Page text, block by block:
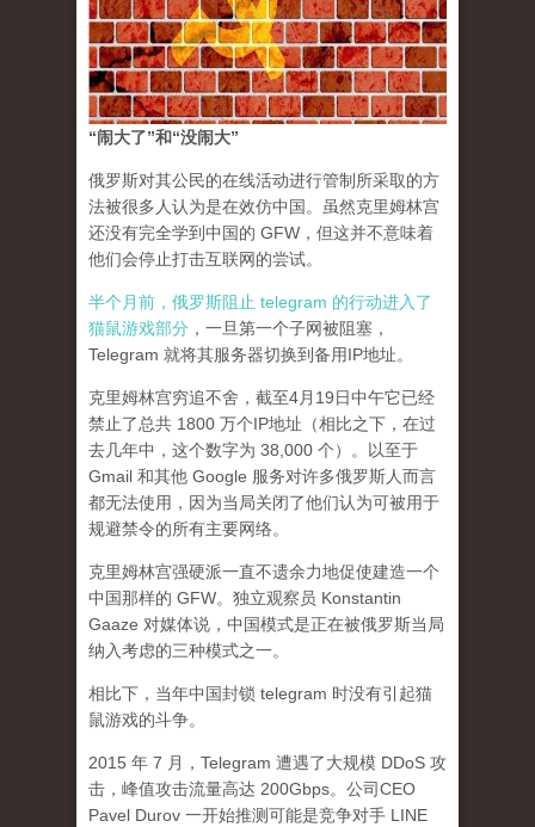
“闹大了”和“没闹大”
俄罗斯对其公民的在线活动进行管制所采取的方
法被很多人认为是在效仿中国。虽然克里姆林宫
还没有完全学到中国的 GFW，但这并不意味着
他们会停止打击互联网的尝试。
半个月前，俄罗斯阻止 telegram 的行动进入了
猫鼠游戏部分 ，一旦第一个子网被阻塞，
Telegram 就将其服务器切换到备用IP地址。
克里姆林宫穷追不舍，截至4月19日中午它已经
禁止了总共 1800 万个IP地址（相比之下，在过
去几年中，这个数字为 38,000 个）。以至于
Gmail 和其他 Google 服务对许多俄罗斯人而言
都无法使用，因为当局关闭了他们认为可被用于
规避禁令的所有主要网络。
克里姆林宫强硬派一直不遗余力地促使建造一个
中国那样的 GFW。独立观察员 Konstantin
Gaaze 对媒体说，中国模式是正在被俄罗斯当局
纳入考虑的三种模式之一。
相比下，当年中国封锁 telegram 时没有引起猫
鼠游戏的斗争。
2015 年 7 月，Telegram 遭遇了大规模 DDoS 攻
击，峰值攻击流量高达 200Gbps。公司CEO
Pavel Durov 一开始推测可能是竞争对手 LINE